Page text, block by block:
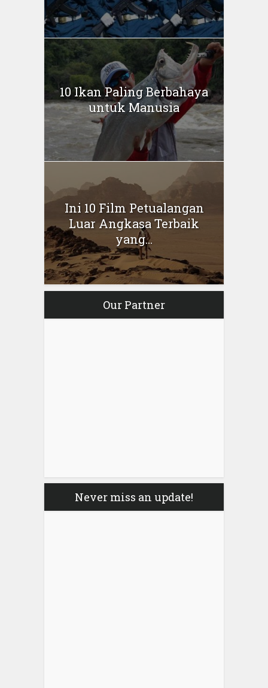
10 Ikan Paling Berbahaya
untuk Manusia
Ini 10 Film Petualangan
Luar Angkasa Terbaik
yang...
Our Partner
Never miss an update!